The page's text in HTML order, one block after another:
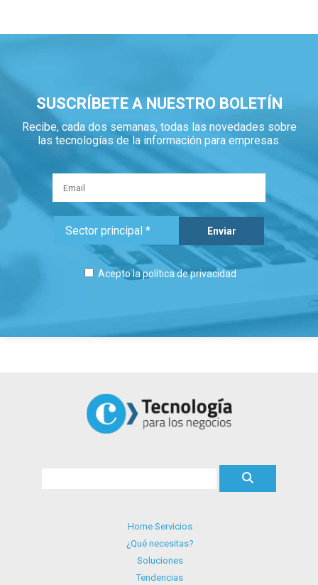
SUSCRÍBETE A NUESTRO BOLETÍN
Recibe, cada dos semanas, todas las novedades sobre
las tecnologías de la información para empresas.
Acepto lapolítica de privacidad
Home Servicios
¿Qué necesitas?
Soluciones
Tendencias